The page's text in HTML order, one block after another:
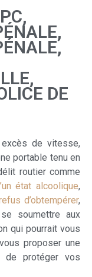
DE
de vitesse,
portable tenu en
routier comme
état alcoolique,
d’obtempérer,
soumettre aux
qui pourrait vous
proposer une
de protéger vos